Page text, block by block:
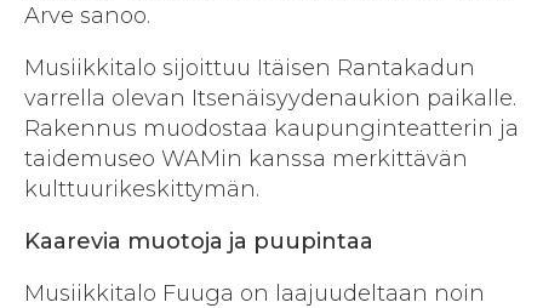
Arve sanoo.
Musiikkitalo sijoittuu Itäisen Rantakadun
varrella olevan Itsenäisyydenaukion paikalle.
Rakennus muodostaa kaupunginteatterin ja
taidemuseo WAMin kanssa merkittävän
kulttuurikeskittymän.
Kaarevia muotoja ja puupintaa
Musiikkitalo Fuuga on laajuudeltaan noin